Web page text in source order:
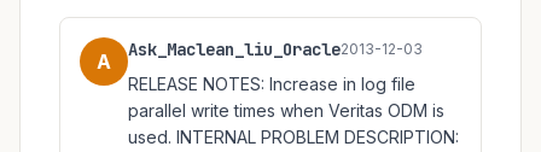
A Ask_Maclean_liu_Oracle2013-12-03
RELEASE NOTES: Increase in log file
parallel write times when Veritas ODM is
used. INTERNAL PROBLEM DESCRIPTION: